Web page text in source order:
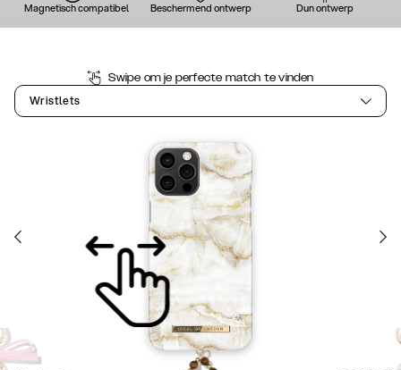
Magnetisch compatibel Beschermend ontwerp Dun ontwerp
Swipe om je perfecte match te vinden
Wristlets